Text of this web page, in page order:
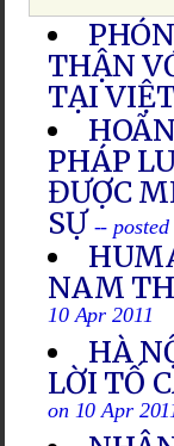
THẬN
TẠI
PHÁP
ĐƯỢC
SỰ --
NAM
10 Apr 2011
HÀ
LỜI TỐ
on 10 Apr